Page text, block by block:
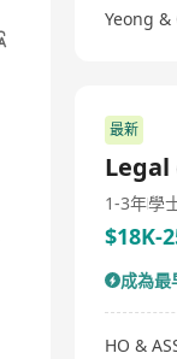
Yeong &
最新
1-3年學
$18K-
成為最
HO &